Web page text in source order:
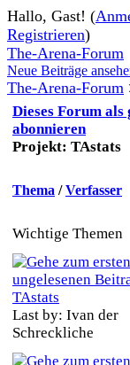
Hallo, Gast! (
Registrieren)
The-Arena-Forum
Neue Beiträge
The-Arena-Forum
Dieses Forum
abonnieren
Projekt: TAstats
Thema /Verfasser
Wichtige Themen
TAstats
Last by: Ivan der
Schreckliche